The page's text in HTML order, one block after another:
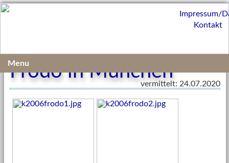
Frodo in München
vermittelt: 24.07.2020
Impressum/
Kontakt
Menu